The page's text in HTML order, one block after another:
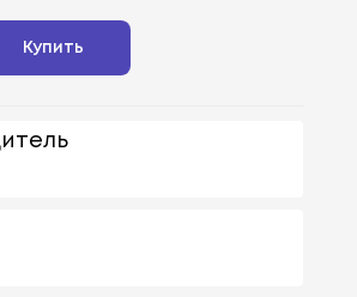
Купить